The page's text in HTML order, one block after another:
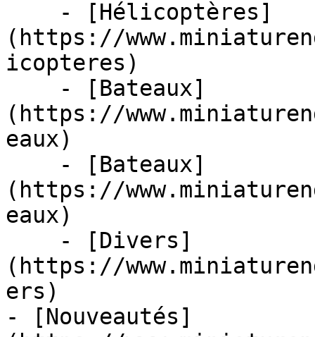
(https://
icopteres)
(https://
eaux)
(https://
eaux)
(https://
ers)
- [Nouveautés]